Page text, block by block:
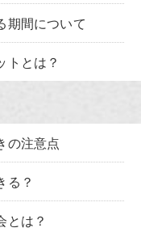
期間について
トとは？
の注意点
る？
とは？